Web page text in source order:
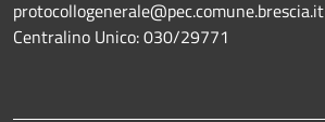
protocollogenerale@pec.comune.brescia.it
Centralino Unico: 030/29771